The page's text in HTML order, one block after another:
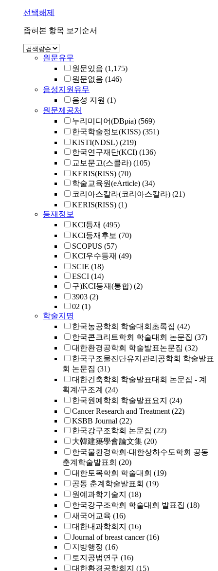
선택해제
좁혀본 항목 보기순서
원문유무
원문있음 (1,175)
원문없음 (146)
음성지원유무
음성 지원 (1)
원문제공처
누리미디어(DBpia) (569)
한국학술정보(KISS) (351)
KISTI(NDSL) (219)
한국연구재단(KCI) (136)
교보문고(스콜라) (105)
KERIS(RISS) (70)
학술교육원(eArticle) (34)
코리아스칼라(코리아스칼라) (21)
KERIS(RISS) (1)
등재정보
KCI등재 (495)
KCI등재후보 (70)
SCOPUS (57)
KCI우수등재 (49)
SCIE (18)
ESCI (14)
구)KCI등재(통합) (2)
3903 (2)
02 (1)
학술지명
한국농공학회 학술대회초록집 (42)
한국콘크리트학회 학술대회 논문집 (37)
대한환경공학회 학술발표논문집 (32)
한국구조물진단유지관리공학회 학술발표
회 논문집 (31)
대한건축학회 학술발표대회 논문집 - 계
획계/구조계 (24)
한국원예학회 학술발표요지 (24)
Cancer Research and Treatment (22)
KSBB Journal (22)
한국강구조학회 논문집 (22)
大韓建築學會論文集 (20)
한국물환경학회·대한상하수도학회 공동
춘계학술발표회 (20)
대한토목학회 학술대회 (19)
공동 춘계학술발표회 (19)
원예과학기술지 (18)
한국강구조학회 학술대회 발표집 (18)
새국어교육 (16)
대한내과학회지 (16)
Journal of breast cancer (16)
지방행정 (16)
토지공법연구 (16)
대한환경공학회지 (15)